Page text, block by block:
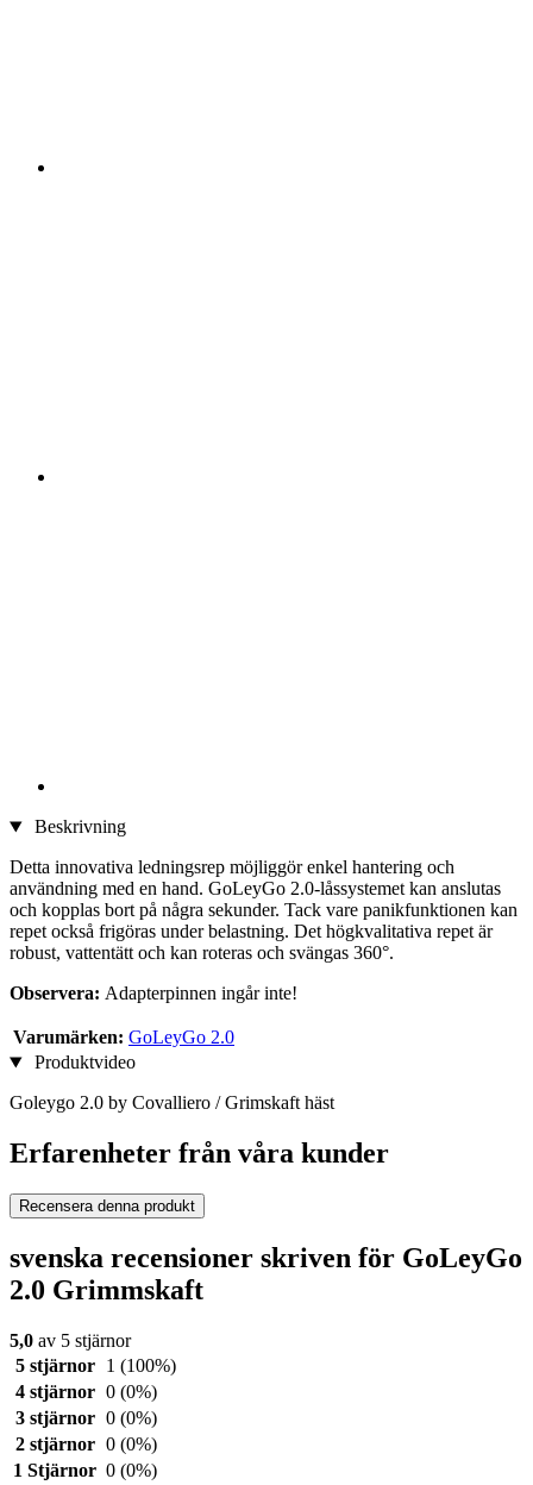
Beskrivning
Detta innovativa ledningsrep möjliggör enkel hantering och
användning med en hand. GoLeyGo 2.0-låssystemet kan anslutas
och kopplas bort på några sekunder. Tack vare panikfunktionen kan
repet också frigöras under belastning. Det högkvalitativa repet är
robust, vattentätt och kan roteras och svängas 360°.
Observera: Adapterpinnen ingår inte!
Varumärken: GoLeyGo 2.0
Produktvideo
Goleygo 2.0 by Covalliero / Grimskaft häst
Erfarenheter från våra kunder
Recensera denna produkt
svenska recensioner skriven för GoLeyGo
2.0 Grimmskaft
5,0 av 5 stjärnor
5 stjärnor
1 (100%)
4 stjärnor 0 (0%)
3 stjärnor 0 (0%)
2 stjärnor 0 (0%)
1 Stjärnor 0 (0%)